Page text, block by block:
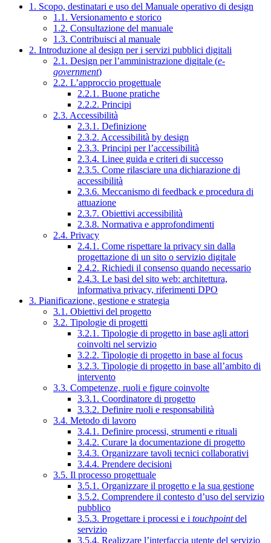
1. Scopo, destinatari e uso del Manuale operativo di design
1.1. Versionamento e storico
1.2. Consultazione del manuale
1.3. Contribuisci al manuale
2. Introduzione al design per i servizi pubblici digitali
2.1. Design per l’amministrazione digitale (e-
government)
2.2. L’approccio progettuale
2.2.1. Buone pratiche
2.2.2. Principi
2.3. Accessibilità
2.3.1. Definizione
2.3.2. Accessibilità by design
2.3.3. Principi per l’accessibilità
2.3.4. Linee guida e criteri di successo
2.3.5. Come rilasciare una dichiarazione di
accessibilità
2.3.6. Meccanismo di feedback e procedura di
attuazione
2.3.7. Obiettivi accessibilità
2.3.8. Normativa e approfondimenti
2.4. Privacy
2.4.1. Come rispettare la privacy sin dalla
progettazione di un sito o servizio digitale
2.4.2. Richiedi il consenso quando necessario
2.4.3. Le basi del sito web: architettura,
informativa privacy, riferimenti DPO
3. Pianificazione, gestione e strategia
3.1. Obiettivi del progetto
3.2. Tipologie di progetti
3.2.1. Tipologie di progetto in base agli attori
coinvolti nel servizio
3.2.2. Tipologie di progetto in base al focus
3.2.3. Tipologie di progetto in base all’ambito di
intervento
3.3. Competenze, ruoli e figure coinvolte
3.3.1. Coordinatore di progetto
3.3.2. Definire ruoli e responsabilità
3.4. Metodo di lavoro
3.4.1. Definire processi, strumenti e rituali
3.4.2. Curare la documentazione di progetto
3.4.3. Organizzare tavoli tecnici collaborativi
3.4.4. Prendere decisioni
3.5. Il processo progettuale
3.5.1. Organizzare il progetto e la sua gestione
3.5.2. Comprendere il contesto d’uso del servizio
pubblico
3.5.3. Progettare i processi e i touchpointdel
servizio
3.5.4. Realizzare l’interfaccia utente del servizio